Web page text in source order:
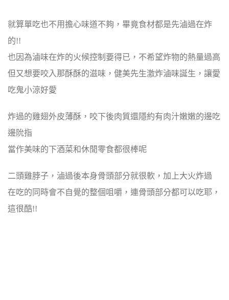
就算單吃也不用擔心味道不夠，畢竟食材都是先滷過在炸
的!!
也因為滷味在炸的火候控制要得已，不希望炸物的熱量過高
但又想要咬入那酥酥的滋味，健美先生激炸滷味誕生，讓愛
吃鬼小涼好愛
炸過的雞翅外皮薄酥，咬下後肉質還隱約有肉汁嫩嫩的邊吃
邊阭指
當作美味的下酒菜和休閒零食都很棒呢
二頭雞脖子，滷過後本身骨頭部分就很軟，加上大火炸過
在吃的同時會不自覺的整個咀嚼，連骨頭部分都可以吃耶，
這很酷!!